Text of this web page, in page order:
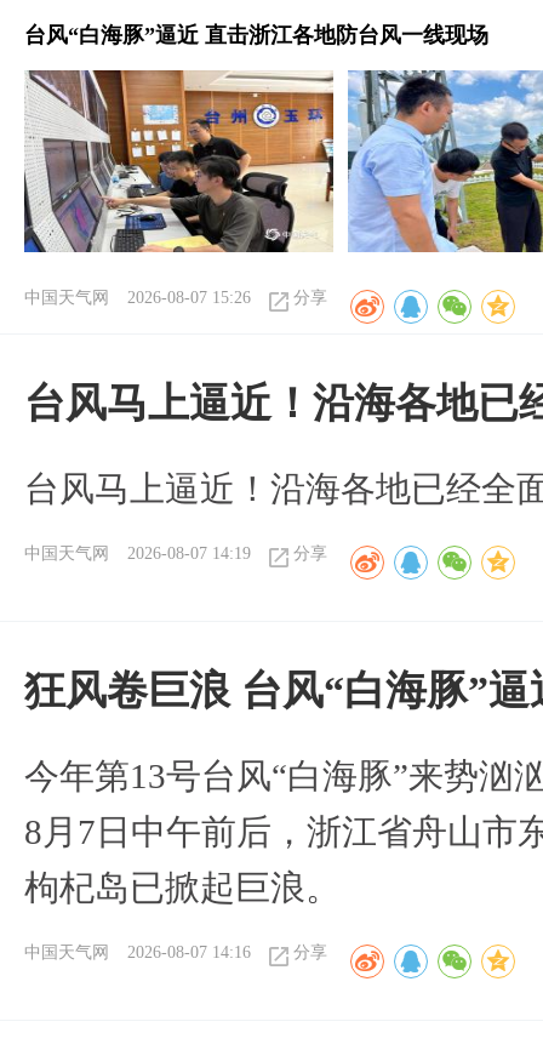
台风“白海豚”逼近 直击浙江各地防台风一线现场
中国天气网 2026-08-07 15:26 分享
台风马上逼近！沿海各地已
台风马上逼近！沿海各地已经全
中国天气网 2026-08-07 14:19 分享
狂风卷巨浪 台风“白海豚”
今年第13号台风“白海豚”来势汹
8月7日中午前后，浙江省舟山市
枸杞岛已掀起巨浪。
中国天气网 2026-08-07 14:16 分享